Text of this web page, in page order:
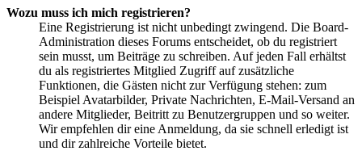
Wozu muss ich mich registrieren?
Eine Registrierung ist nicht unbedingt zwingend. Die Board-
Administration dieses Forums entscheidet, ob du registriert
sein musst, um Beiträge zu schreiben. Auf jeden Fall erhältst
du als registriertes Mitglied Zugriff auf zusätzliche
Funktionen, die Gästen nicht zur Verfügung stehen: zum
Beispiel Avatarbilder, Private Nachrichten, E-Mail-Versand an
andere Mitglieder, Beitritt zu Benutzergruppen und so weiter.
Wir empfehlen dir eine Anmeldung, da sie schnell erledigt ist
und dir zahlreiche Vorteile bietet.